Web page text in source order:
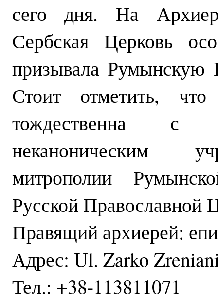
сего дня. На
Сербская Церковь
призывала Румынскую
Стоит отметить,
тождественна с
неканоническим
митрополии
Русской Православной
Правящий архиерей:
Адрес: Ul. Zarko
Тел.: +38-113811071